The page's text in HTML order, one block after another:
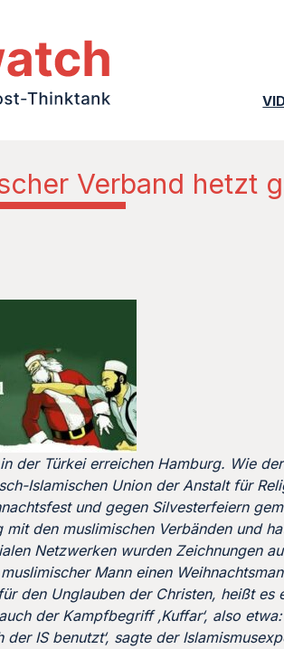
Verband hetzt
der Türkei erreichen Hamburg. Wie
Islamischen Union der Anstalt für
und gegen Silvesterfeiern
mit den muslimischen Verbänden und
Netzwerken wurden Zeichnungen
Mann einen
den Unglauben der Christen, heißt
der Kampfbegriff ‚Kuffar‘, also
der IS benutzt‘, sagte der